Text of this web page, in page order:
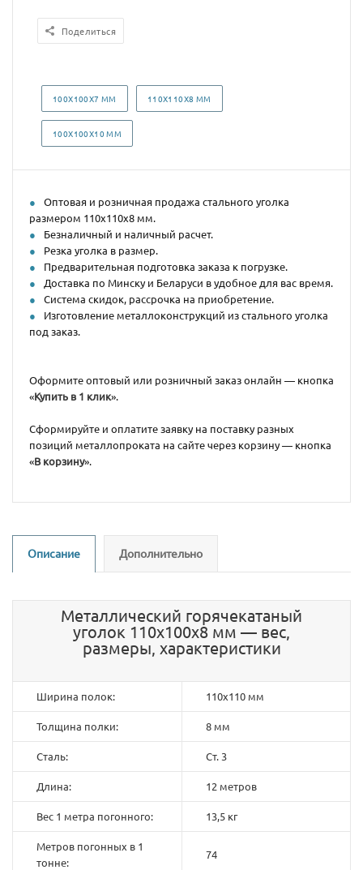
Поделиться
100Х100Х7 ММ 110Х110Х8 ММ
100Х100Х10 ММ
Оптовая и розничная продажа стального уголка
размером 110х110х8 мм.
Безналичный и наличный расчет.
Резка уголка в размер.
Предварительная подготовка заказа к погрузке.
Доставка по Минску и Беларуси в удобное для вас время.
Система скидок, рассрочка на приобретение.
Изготовление металлоконструкций из стального уголка
под заказ.
Оформите оптовый или розничный заказ онлайн — кнопка
«Купить в 1 клик».
Сформируйте и оплатите заявку на поставку разных
позиций металлопроката на сайте через корзину — кнопка
«В корзину».
Описание Дополнительно
Металлический горячекатаный
уголок 110х100х8 мм — вес,
размеры, характеристики
Ширина полок: 110х110 мм
Толщина полки: 8 мм
Сталь: Ст. 3
Длина: 12 метров
Вес 1 метра погонного: 13,5 кг
Метров погонных в 1
тонне:
74